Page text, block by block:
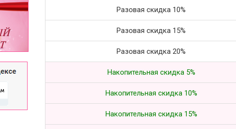
Разовая скидка 10%
Разовая скидка 15%
Разовая скидка 20%
Накопительная скидка 5%
Накопительная скидка 10%
Накопительная скидка 15%